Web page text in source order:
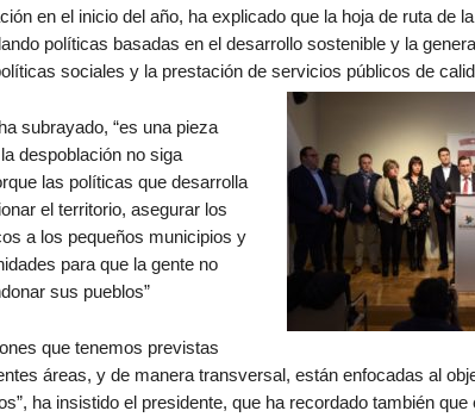
en el inicio del año, ha explicado que la hoja de ruta de
políticas basadas en el desarrollo sostenible y la
sociales y la prestación de servicios públicos de
subrayado, “es una pieza
despoblación no siga
las políticas que desarrolla
el territorio, asegurar los
a los pequeños municipios y
para que la gente no
sus pueblos”
que tenemos previstas
áreas, y de manera transversal, están enfocadas al
ha insistido el presidente, que ha recordado también que